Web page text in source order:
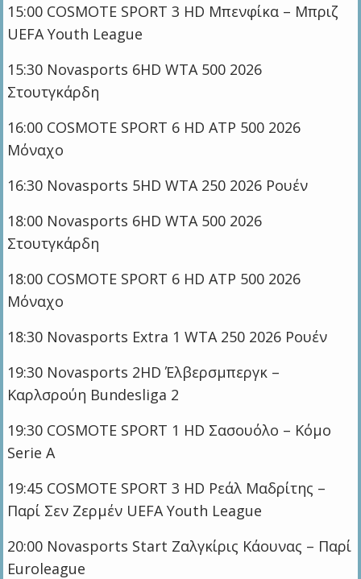
15:00 COSMOTE SPORT 3 HD Μπενφίκα – Μπριζ
UEFA Youth League
15:30 Novasports 6HD WTA 500 2026
Στουτγκάρδη
16:00 COSMOTE SPORT 6 HD ATP 500 2026
Μόναχο
16:30 Novasports 5HD WTA 250 2026 Ρουέν
18:00 Novasports 6HD WTA 500 2026
Στουτγκάρδη
18:00 COSMOTE SPORT 6 HD ATP 500 2026
Μόναχο
18:30 Novasports Extra 1 WTA 250 2026 Ρουέν
19:30 Novasports 2HD Έλβερσμπεργκ –
Καρλσρούη Bundesliga 2
19:30 COSMOTE SPORT 1 HD Σασουόλο – Κόμο
Serie A
19:45 COSMOTE SPORT 3 HD Ρεάλ Μαδρίτης –
Παρί Σεν Ζερμέν UEFA Youth League
20:00 Novasports Start Ζαλγκίρις Κάουνας – Παρί
Euroleague